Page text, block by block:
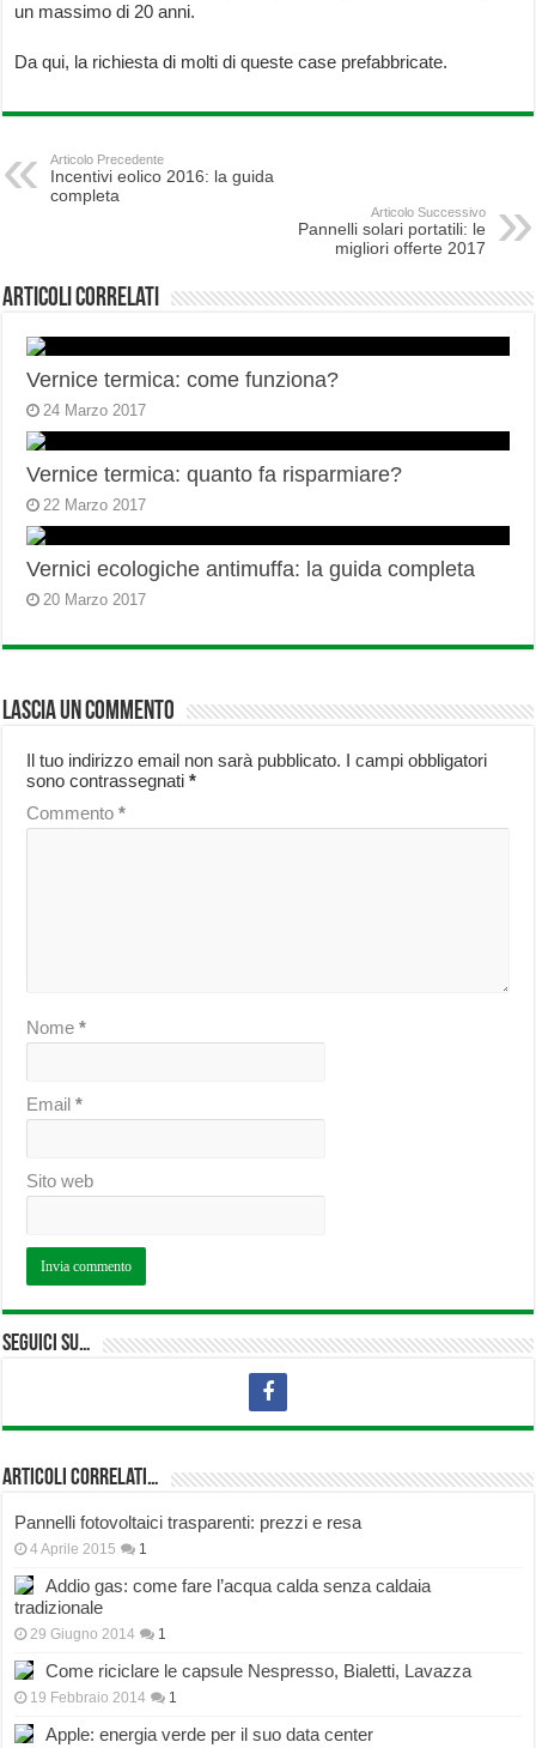
un massimo di 20 anni.
Da qui, la richiesta di molti di queste case prefabbricate.
Articolo Precedente
Incentivi eolico 2016: la guida
completa
Articolo Successivo
Pannelli solari portatili: le
migliori offerte 2017
Articoli correlati
Vernice termica: come funziona?
24 Marzo 2017
Vernice termica: quanto fa risparmiare?
22 Marzo 2017
Vernici ecologiche antimuffa: la guida completa
20 Marzo 2017
Lascia un commento
Il tuo indirizzo email non sarà pubblicato. I campi obbligatori
sono contrassegnati*
Commento*
Nome*
Email*
Sito web
Seguici su…
Articoli correlati…
Pannelli fotovoltaici trasparenti: prezzi e resa
4 Aprile 2015 1
Addio gas: come fare l’acqua calda senza caldaia
tradizionale
29 Giugno 2014 1
Come riciclare le capsule Nespresso, Bialetti, Lavazza
19 Febbraio 2014 1
Apple: energia verde per il suo data center